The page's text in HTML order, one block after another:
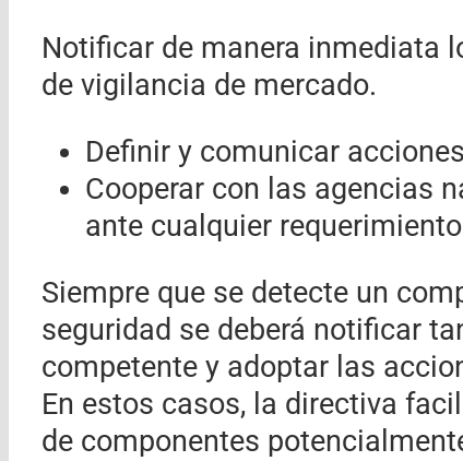
Notificar de manera inmediata
de vigilancia de mercado.
Definir y comunicar
Cooperar con las agencias
ante cualquier
Siempre que se detecte un
seguridad se deberá notificar
competente y adoptar las
En estos casos, la directiva
de componentes